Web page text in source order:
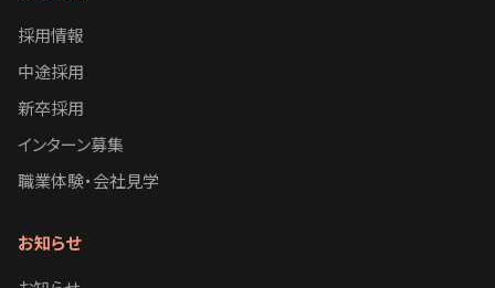
採用情報
中途採用
新卒採用
インターン募集
職業体験・会社見学
お知らせ